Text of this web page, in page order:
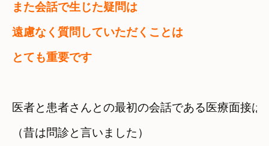
また会話で生じた疑問は
遠慮なく質問していただくことは
とても重要です
医者と患者さんとの最初の会話である医療面接は
（昔は問診と言いました）